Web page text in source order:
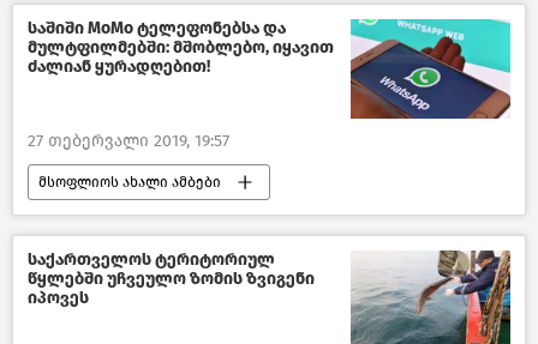
საშიში МоМо ტელეფონებსა და
მულტფილმებში: მშობლებო, იყავით
ძალიან ყურადღებით!
27 თებერვალი 2019, 19:57
მსოფლიოს ახალი ამბები
საქართველოს ტერიტორიულ
წყლებში უჩვეულო ზომის ზვიგენი
იპოვეს